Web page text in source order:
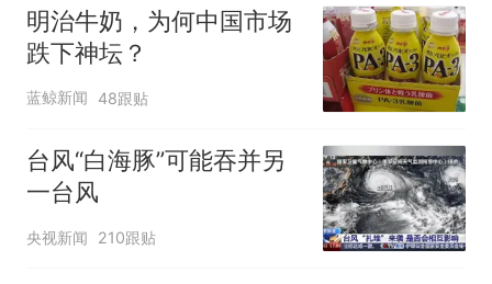
明治牛奶，为何中国市场
跌下神坛？
蓝鲸新闻 48跟贴
台风“白海豚”可能吞并另
一台风
央视新闻 210跟贴